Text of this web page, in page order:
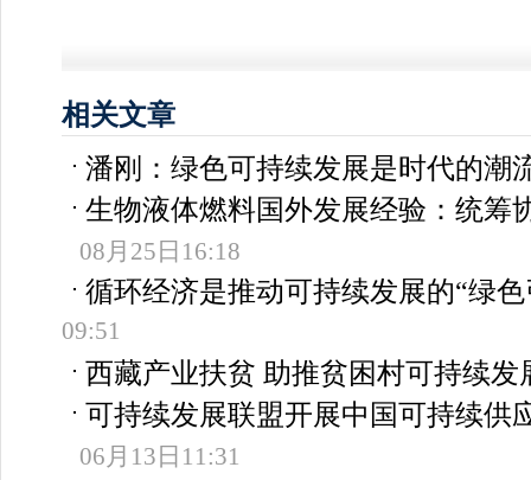
相关文章
潘刚：绿色可持续发展是时代的潮
生物液体燃料国外发展经验：统筹
08月25日16:18
循环经济是推动可持续发展的“绿色
09:51
西藏产业扶贫 助推贫困村可持续发
可持续发展联盟开展中国可持续供
06月13日11:31